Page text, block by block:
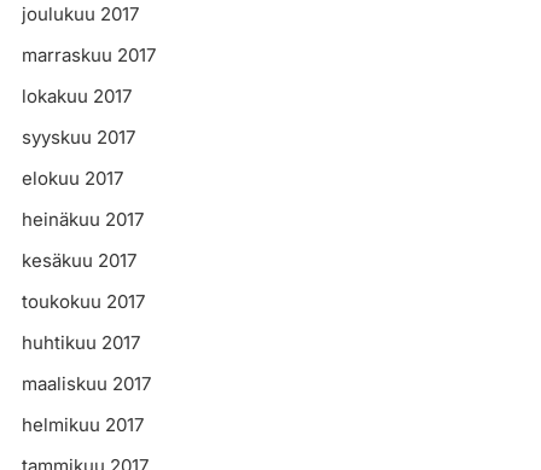
joulukuu 2017
marraskuu 2017
lokakuu 2017
syyskuu 2017
elokuu 2017
heinäkuu 2017
kesäkuu 2017
toukokuu 2017
huhtikuu 2017
maaliskuu 2017
helmikuu 2017